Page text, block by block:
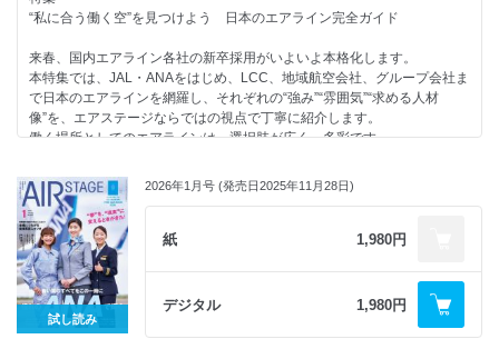
オープンキャンパスガイド2026
「JALふるさとアンバサダー」新体制スタート
【連載】
62 空の現場で働こう！
注目求人PICK UP
読者モデルが行く会社訪問 ZIPAIR編
72 外資系CA Tokoのチャットルーム
73 エアライン就活のモヤモヤを解決！
みんなのお悩み相談室
75 エアステージ・エアラインスクール人気講師が伝授する
「受験生が得するヒント」
76 CAになるための教科書
78 CA＆グランドスタッフ
筆記試験講座（国語／英語／社会／理数）
CA、グランドスタッフをめざす方へ―「航空就活に役立つ！おすすめＭ
Readers’ With（読者のお便りページ）
エアステージ・エアラインスクール人気講師が伝授する「受験生が得する
ヒント」
外資系CA Tokoのチャットルーム
AD
バックナンバーコレクション
CONTENTS
AD
AD
2025年入社の新人CAが教える 私がJALに合格した理由
合否を分ける評価ポイントを徹底チェック JAL CAの模擬面接に挑戦
ップを知ろう
仕事仲間を超えた、一生モノの絆 JAL CA “同期のチカラ“座談会
CAの現場から経営の最前線へ 多彩なキャリアの選択肢としての“社
長”JALサンライト社長 城田純子さん
鶴丸の誇りを胸に、最高のバトンをつなぐ JALグループ会社のプロた
ち
J-AIR
日本トランスオーシャン航空
日本エアコミューター
琉球エアーコミューター
北海道エアシステム
ZIPAIR
“私に合う働く空”を見つけよう 日本のエアライン完全ガイド
来春、国内エアライン各社の新卒採用がいよいよ本格化します。
本特集では、JAL・ANAをはじめ、LCC、地域航空会社、グループ会社ま
で日本のエアラインを網羅し、それぞれの“強み”“雰囲気”“求める人材
像”を、エアステージならではの視点で丁寧に紹介します。
働く場所としてのエアラインは、選択肢が広く、多彩です。
【掲載エアライン】
全日本空輸／ANAグループ グランドスタッフ
日本航空／JALグループ グランドスタッフ
ANAウイングス／ジェイエア／日本トランスオーシャン航空／エアージ
ャパン／スカイマーク／AIRDO／ソラシドエア／スターフライヤー／フ
ジドリームエアラインズ／Peach／ZIPAIR／ジェットスター・ジャパン／
スプリング・ジャパン／IBEXエアラインズ／日本エアコミューター／琉
球エアーコミューター／北海道エアシステム／オリエンタルエアブリッジ
試し読み
2026年1月号 (発売日2025年11月28日)
紙 1,980円
デジタル 1,980円